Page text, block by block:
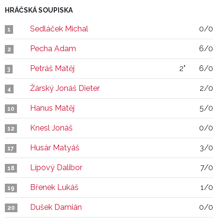
HRÁČSKÁ SOUPISKA
1 Sedláček Michal 0/0
2 Pecha Adam 6/0
3 Petráš Matěj 2" 6/0
4 Žárský Jonáš Dieter 2/0
10 Hanus Matěj 5/0
12 Knesl Jonáš 0/0
17 Husár Matyáš 3/0
18 Lípový Dalibor 7/0
19 Břenek Lukáš 1/0
20 Dušek Damián 0/0